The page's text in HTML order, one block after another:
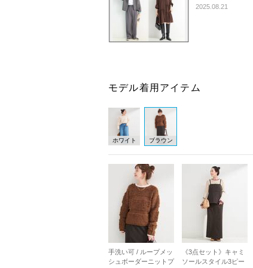
2025.08.21
モデル着用アイテム
ホワイト ブラウン
手洗い可 / ループメッ
シュボーダーニットプ
《3点セット》キャミ
ソールスタイル3ピー